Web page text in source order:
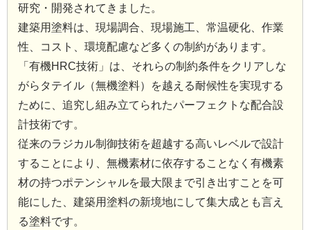
研究・開発されてきました。
建築用塗料は、現場調合、現場施工、常温硬化、作業
性、コスト、環境配慮など多くの制約があります。
「有機HRC技術」は、それらの制約条件をクリアしな
がらタテイル（無機塗料）を越える耐候性を実現する
ために、追究し組み立てられたパーフェクトな配合設
計技術です。
従来のラジカル制御技術を超越する高いレベルで設計
することにより、無機素材に依存することなく有機素
材の持つポテンシャルを最大限まで引き出すことを可
能にした、建築用塗料の新境地にして集大成とも言え
る塗料です。